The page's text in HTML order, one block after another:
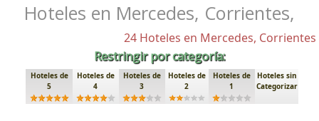
Hoteles en Mercedes, Corrientes,
24 Hoteles en Mercedes, Corrientes
Restringir por categoría:
Hoteles de
5
Hoteles de
4
Hoteles de
3
Hoteles de
2
Hoteles de
1
Hoteles sin
Categorizar